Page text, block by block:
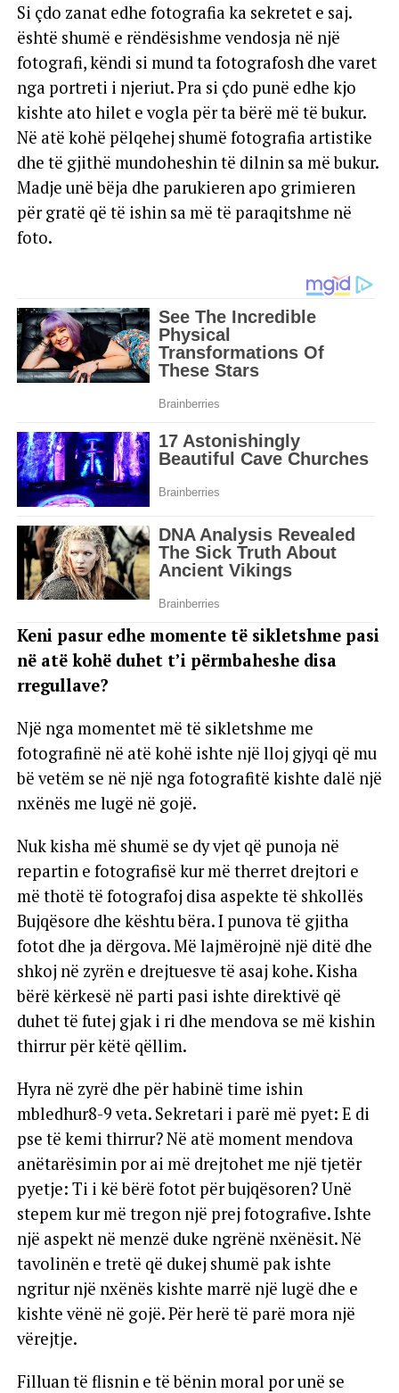
Si çdo zanat edhe fotografia ka sekretet e saj.
është shumë e rëndësishme vendosja në një
fotografi, këndi si mund ta fotografosh dhe varet
nga portreti i njeriut. Pra si çdo punë edhe kjo
kishte ato hilet e vogla për ta bërë më të bukur.
Në atë kohë pëlqehej shumë fotografia artistike
dhe të gjithë mundoheshin të dilnin sa më bukur.
Madje unë bëja dhe parukieren apo grimieren
për gratë që të ishin sa më të paraqitshme në
foto.
Keni pasur edhe momente të sikletshme pasi
në atë kohë duhet t’i përmbaheshe disa
rregullave?
Një nga momentet më të sikletshme me
fotografinë në atë kohë ishte një lloj gjyqi që mu
bë vetëm se në një nga fotografitë kishte dalë një
nxënës me lugë në gojë.
Nuk kisha më shumë se dy vjet që punoja në
repartin e fotografisë kur më therret drejtori e
më thotë të fotografoj disa aspekte të shkollës
Bujqësore dhe kështu bëra. I punova të gjitha
fotot dhe ja dërgova. Më lajmërojnë një ditë dhe
shkoj në zyrën e drejtuesve të asaj kohe. Kisha
bërë kërkesë në parti pasi ishte direktivë që
duhet të futej gjak i ri dhe mendova se më kishin
thirrur për këtë qëllim.
Hyra në zyrë dhe për habinë time ishin
mbledhur8-9 veta. Sekretari i parë më pyet: E di
pse të kemi thirrur? Në atë moment mendova
anëtarësimin por ai më drejtohet me një tjetër
pyetje: Ti i kë bërë fotot për bujqësoren? Unë
stepem kur më tregon një prej fotografive. Ishte
një aspekt në menzë duke ngrënë nxënësit. Në
tavolinën e tretë që dukej shumë pak ishte
ngritur një nxënës kishte marrë një lugë dhe e
kishte vënë në gojë. Për herë të parë mora një
vërejtje.
Filluan të flisnin e të bënin moral por unë se